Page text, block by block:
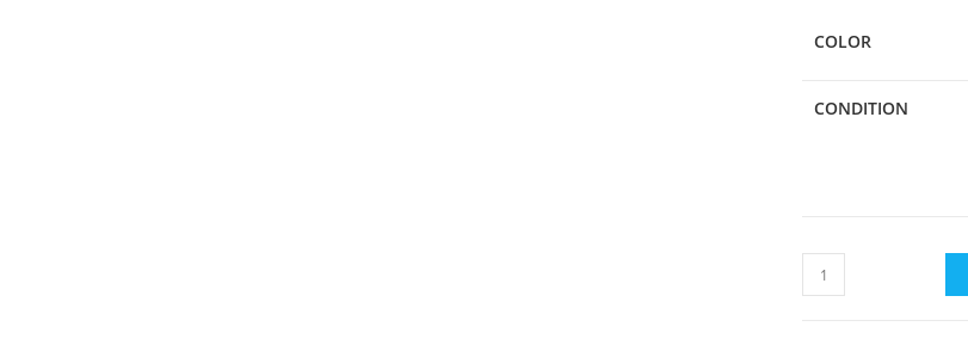
COLOR
CONDITION
quantité
de